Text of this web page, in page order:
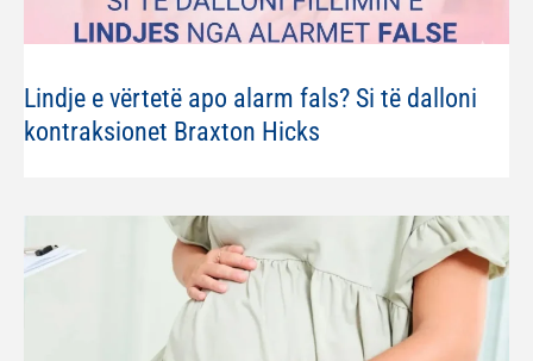
Lindje e vërtetë apo alarm fals? Si të dalloni
kontraksionet Braxton Hicks